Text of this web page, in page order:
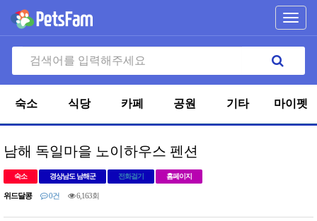
숙소 식당 카페 공원 기타 마이펫
남해 독일마을 노이하우스 펜션
숙소 경상남도 남해군 전화걸기 홈페이지
위드달콩 0건 6,163회